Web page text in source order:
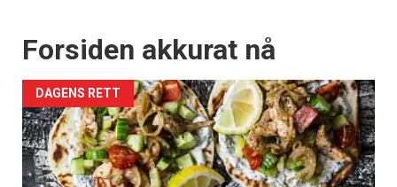
Forsiden akkurat nå
DAGENS RETT